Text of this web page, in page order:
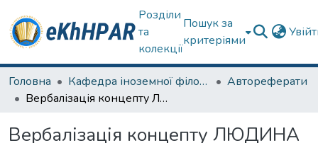
Розділи
та
колекції
Пошук за
критеріями
Головна Кафедра іноземної філології
Автореферати
Вербалізація концепту ЛЮДИНА в поетичних текстах М. Стельмаха
Вербалізація концепту ЛЮДИНА